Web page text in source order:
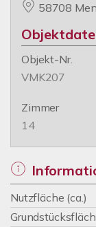
58708
Objekt-Nr.
VMK207
Zimmer
14
Nutzfläche (ca.)